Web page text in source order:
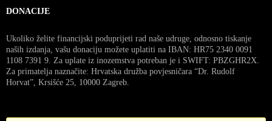
DONACIJE
Ukoliko želite financijski poduprijeti rad naše udruge, odnosno tiskanje
naših izdanja, vašu donaciju možete uplatiti na IBAN: HR75 2340 0091
1108 7391 9. Za uplate iz inozemstva potreban je i SWIFT: PBZGHR2X.
Za primatelja naznačite: Hrvatska družba povjesničara “Dr. Rudolf
Horvat”, Krsišće 25, 10000 Zagreb.